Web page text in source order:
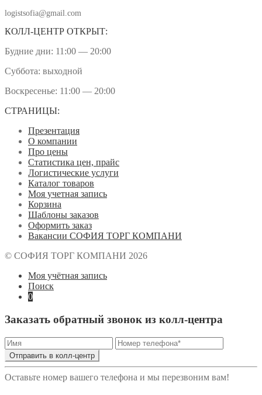
logistsofia@gmail.com
КОЛЛ-ЦЕНТР ОТКРЫТ:
Будние дни: 11:00 — 20:00
Суббота: выходной
Воскресенье: 11:00 — 20:00
СТРАНИЦЫ:
Презентация
О компании
Про цены
Статистика цен, прайс
Логистические услуги
Каталог товаров
Моя учетная запись
Корзина
Шаблоны заказов
Оформить заказ
Вакансии СОФИЯ ТОРГ КОМПАНИ
© СОФИЯ ТОРГ КОМПАНИ 2026
Моя учётная запись
Поиск
0
Заказать обратный звонок из колл-центра
Отправить в колл-центр
Оставьте номер вашего телефона и мы перезвоним вам!